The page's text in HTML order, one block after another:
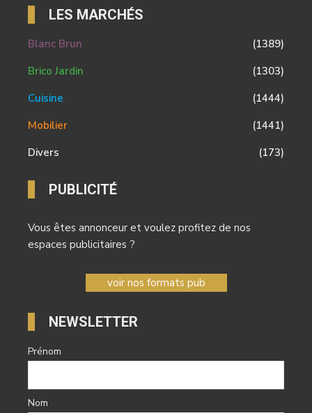
LES MARCHÉS
Blanc Brun
(1389)
Brico Jardin
(1303)
Cuisine
(1444)
Mobilier
(1441)
Divers
(173)
PUBLICITÉ
Vous êtes annonceur et voulez profitez de nos
espaces publicitaires ?
voir nos formats pub
NEWSLETTER
Prénom
Nom